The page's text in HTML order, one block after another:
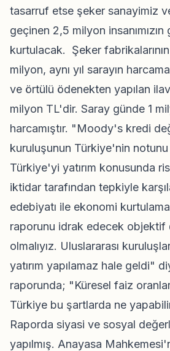
tasarruf etse şeker sanayimiz
geçinen 2,5 milyon insanımızın
kurtulacak. Şeker fabrikalarının
milyon, aynı yıl sarayın
ve örtülü ödenekten yapılan
milyon TL'dir. Saray günde 1
harcamıştır. "Moody's kredi
kuruluşunun Türkiye'nin
Türkiye'yi yatırım konusunda
iktidar tarafından tepkiyle
edebiyatı ile ekonomi
raporunu idrak edecek objektif
olmalıyız. Uluslararası
yatırım yapılamaz hale geldi"
raporunda; "Küresel faiz
Türkiye bu şartlarda ne
Raporda siyasi ve sosyal
yapılmış. Anayasa